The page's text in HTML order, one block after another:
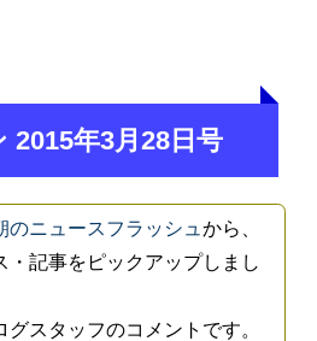
2015年3月28日号
のニュースフラッシュから、
・記事をピックアップしまし
スタッフのコメントです。